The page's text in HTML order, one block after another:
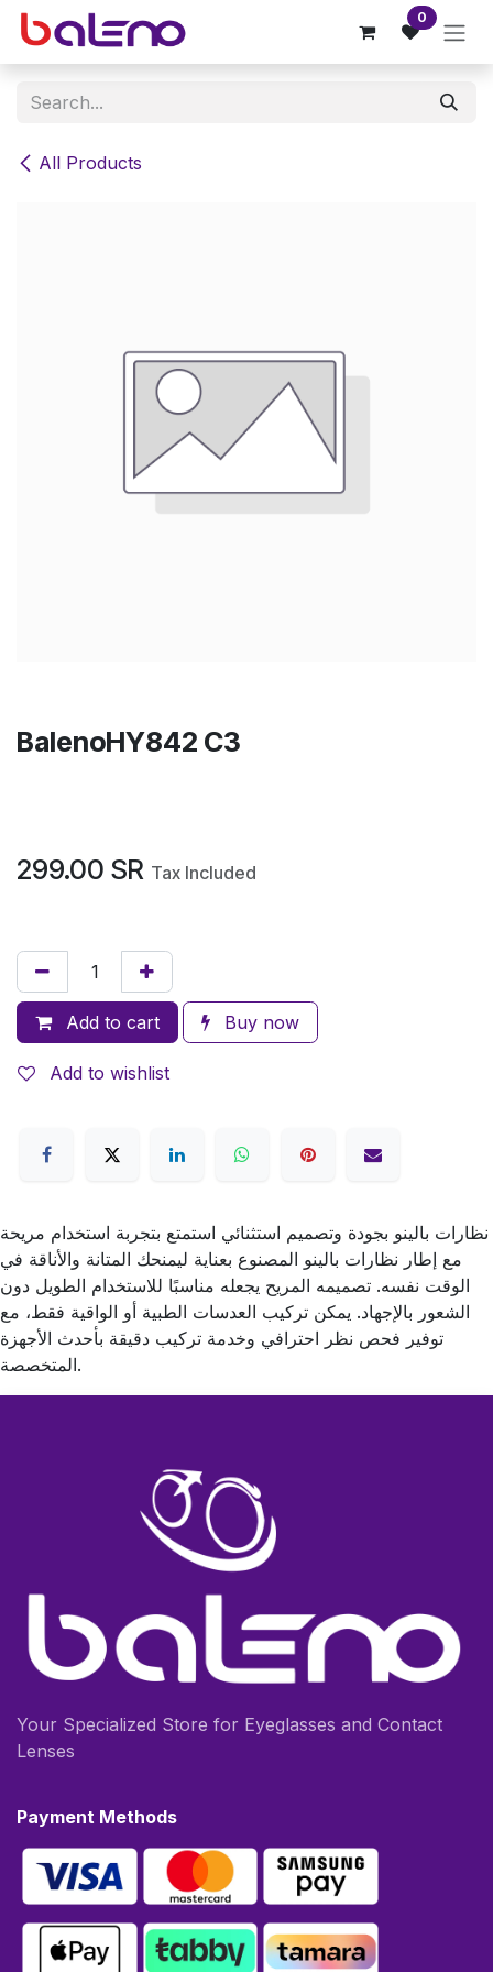
Skip to Content 0
All Products
BalenoHY842 C3
299.00 SR Tax Included
Add to cart Buy now
Add to wishlist
نظارات بالينو بجودة وتصميم استثنائي استمتع بتجربة استخدام مريحة
مع إطار نظارات بالينو المصنوع بعناية ليمنحك المتانة والأناقة في
الوقت نفسه. تصميمه المريح يجعله مناسبًا للاستخدام الطويل دون
الشعور بالإجهاد. يمكن تركيب العدسات الطبية أو الواقية فقط، مع
توفير فحص نظر احترافي وخدمة تركيب دقيقة بأحدث الأجهزة
المتخصصة.
Your Specialized Store for Eyeglasses and Contact
Lenses
Payment Methods